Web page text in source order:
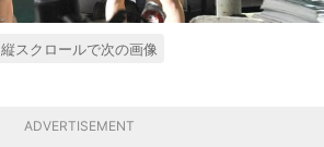
縦スクロールで次の画像
ADVERTISEMENT